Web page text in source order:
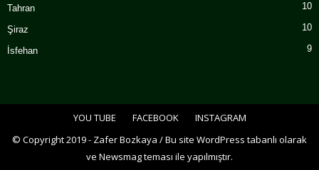
Tahran 10
Şiraz 10
İsfehan 9
YOU TUBE FACEBOOK
INSTAGRAM
© Copyright 2019 - Zafer Bozkaya / Bu site WordPress tabanlı olarak
ve Newsmag teması ile yapılmıştır.